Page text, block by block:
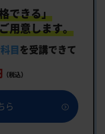
できる」
用意します。
目を受講できて
（税込）
ら